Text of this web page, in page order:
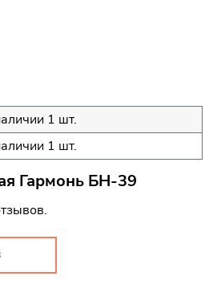
1 шт.
1 шт.
Гармонь БН-39